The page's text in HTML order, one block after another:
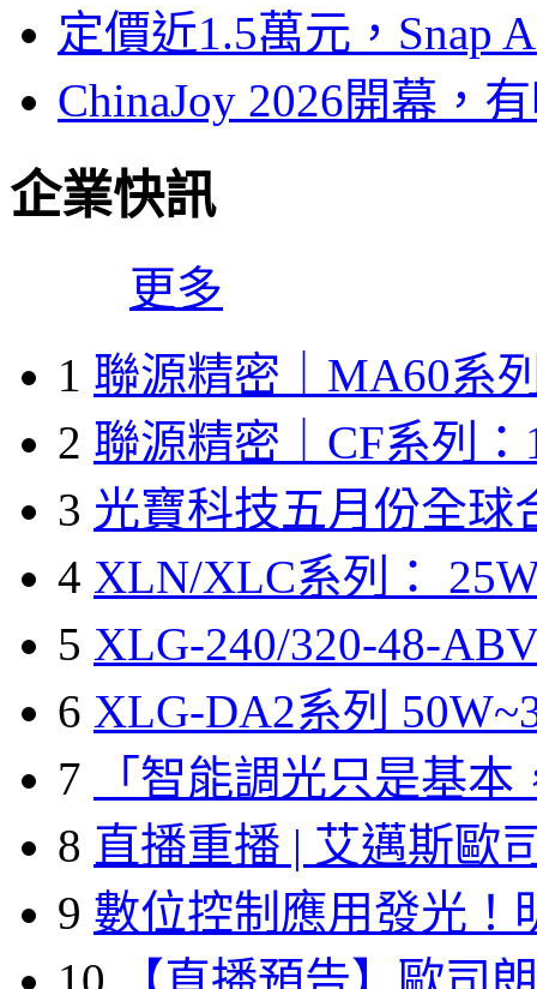
定價近1.5萬元，Snap
ChinaJoy 2026開幕，
企業快訊
更多
1 聯源精密｜MA60系
2 聯源精密｜CF系列：
3 光寶科技五月份全球
4 XLN/XLC系列：
5 XLG-240/320-48-
6 XLG-DA2系列
7
「智能調光只是基本
8 直播重播 | 艾邁斯歐
9 數位控制應用發光！